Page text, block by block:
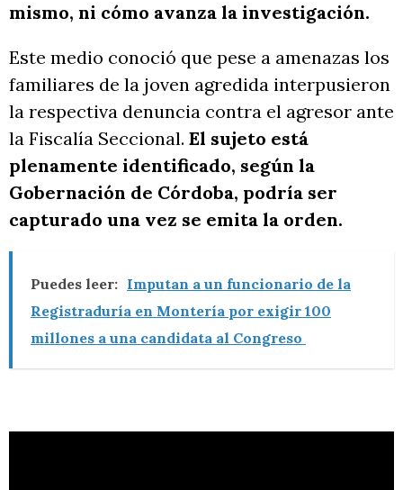
mismo, ni cómo avanza la investigación.
Este medio conoció que pese a amenazas los
familiares de la joven agredida interpusieron
la respectiva denuncia contra el agresor ante
la Fiscalía Seccional. El sujeto está
plenamente identificado, según la
Gobernación de Córdoba, podría ser
capturado una vez se emita la orden.
Puedes leer: Imputan a un funcionario de la
Registraduría en Montería por exigir 100
millones a una candidata al Congreso